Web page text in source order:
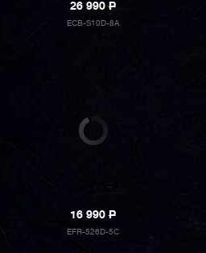
26 990P
ECB-S10D-8A
16 990P
EFR-526D-5C